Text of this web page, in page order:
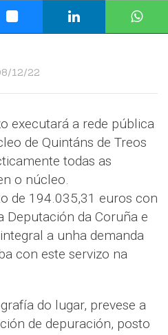
12/22
executará a rede pública
de Quintáns de Treos
todas as
o núcleo.
de 194.035,31 euros con
Deputación da Coruña e
a unha demanda
con este servizo na
do lugar, prevese a
de depuración, posto